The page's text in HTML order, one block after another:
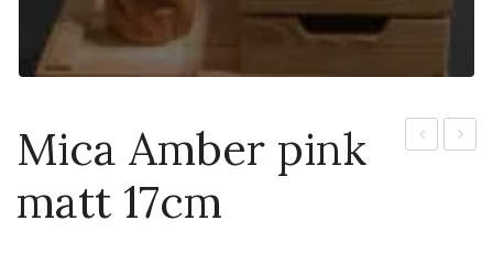
Mica Amber pink
matt 17cm